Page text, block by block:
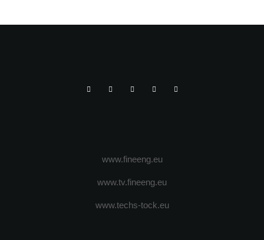
www.fineeng.eu
www.tv.fineeng.eu
www.techs-tock.eu